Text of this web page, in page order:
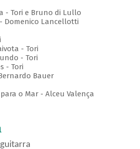
- Tori e Bruno di Lullo
Domenico Lancellotti
- Tori
- Tori
- Tori
Bauer
o Mar - Alceu Valença